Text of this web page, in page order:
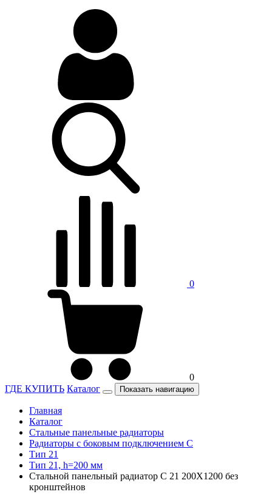
0
0
ГДЕ КУПИТЬ Каталог Показать навигацию
Главная
Каталог
Стальные панельные радиаторы
Радиаторы c боковым подключением C
Тип 21
Тип 21, h=200 мм
Стальной панельный радиатор C 21 200Х1200 без
кронштейнов